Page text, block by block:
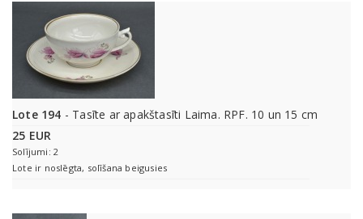
Lote 194 - Tasīte ar apakštasīti Laima. RPF. 10 un 15 cm
25 EUR
Solījumi: 2
Lote ir noslēgta, solīšana beigusies